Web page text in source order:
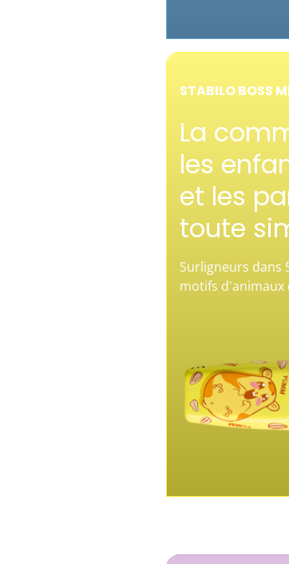
STABILO BOSS
La
les
et les
toute
Surligneurs dans
motifs d'animaux